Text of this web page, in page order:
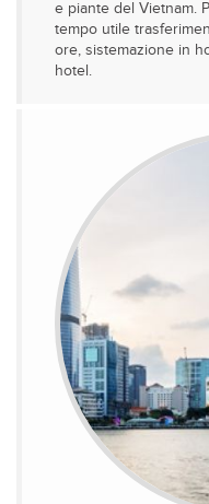
e piante del Vietnam.
tempo utile
ore, sistemazione in
hotel.